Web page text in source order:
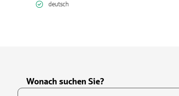
deutsch
Wonach suchen Sie?
Suchfeld